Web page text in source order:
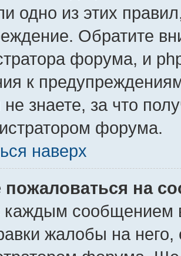
одно из этих
Обратите
форума, и
к
знаете, за что
форума.
наверх
пожаловаться на
сообщением
жалобы на